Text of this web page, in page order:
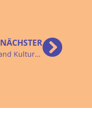
NÄCHSTER
Spende Benefizpunschstand Kulturbetriebe Burgenland